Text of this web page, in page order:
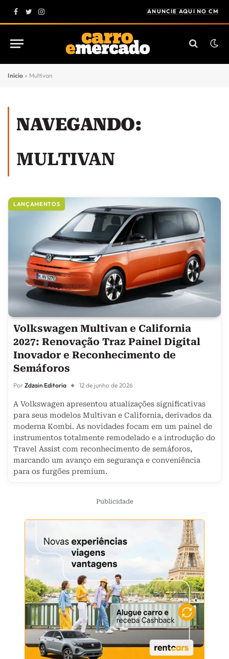
Facebook
Twitter
Instagram
ANUNCIE AQUI NO CM
Início » Multivan
NAVEGANDO:
MULTIVAN
LANÇAMENTOS
Volkswagen Multivan e California
2027: Renovação Traz Painel Digital
Inovador e Reconhecimento de
Semáforos
Por Zdzain Editoria 12 de junho de 2026
A Volkswagen apresentou atualizações significativas
para seus modelos Multivan e California, derivados da
moderna Kombi. As novidades focam em um painel de
instrumentos totalmente remodelado e a introdução do
Travel Assist com reconhecimento de semáforos,
marcando um avanço em segurança e conveniência
para os furgões premium.
Publicidade